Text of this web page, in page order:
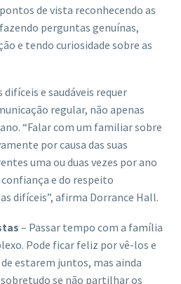
de vista reconhecendo as
perguntas genuínas,
e tendo curiosidade sobre as
e saudáveis requer
regular, não apenas
“Falar com um familiar sobre
por causa das suas
uma ou duas vezes por ano
e do respeito
difíceis”, afirma Dorrance Hall.
– Passar tempo com a família
Pode ficar feliz por vê-los e
estarem juntos, mas ainda
se não partilhar os